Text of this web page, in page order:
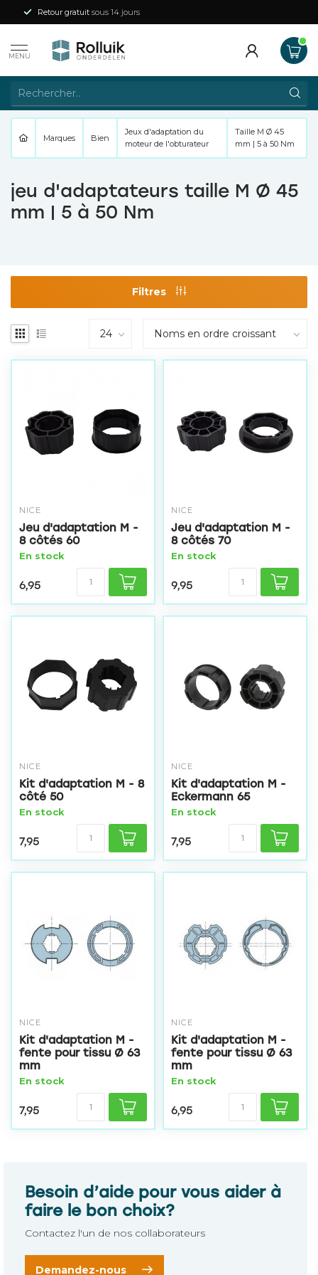
Retour gratuit sous 14 jours
MENU
Marques Bien
Jeux d'adaptation du
moteur de l'obturateur
Taille M Ø 45
mm | 5 à 50 Nm
jeu d'adaptateurs taille M Ø 45
mm | 5 à 50 Nm
Filtres
NICE
Jeu d'adaptation M -
8 côtés 60
En stock
6,95
NICE
Jeu d'adaptation M -
8 côtés 70
En stock
9,95
NICE
Kit d'adaptation M - 8
côté 50
En stock
7,95
NICE
Kit d'adaptation M -
Eckermann 65
En stock
7,95
NICE
Kit d'adaptation M -
fente pour tissu Ø 63
mm
En stock
7,95
NICE
Kit d'adaptation M -
fente pour tissu Ø 63
mm
En stock
6,95
Besoin d’aide pour vous aider à
faire le bon choix?
Contactez l'un de nos collaborateurs
Demandez-nous